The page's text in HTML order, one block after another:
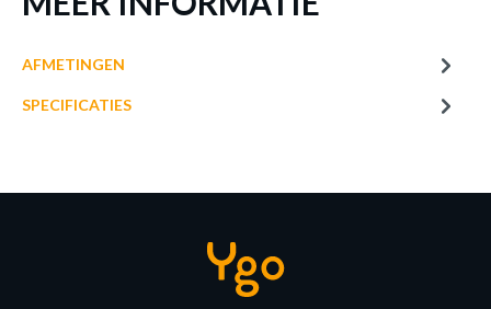
AFMETINGEN
SPECIFICATIES
Prijs per stuk, incl. btw en excl. verzendkosten